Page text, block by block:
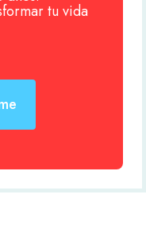
tu vida